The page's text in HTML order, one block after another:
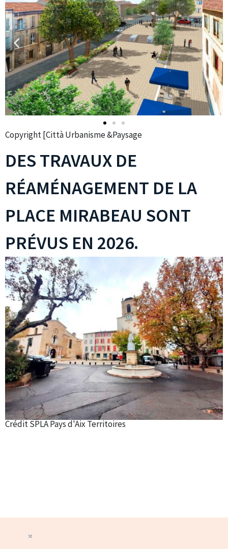
Copyright [Città Urbanisme &Paysage
DES TRAVAUX DE
RÉAMÉNAGEMENT DE LA
PLACE MIRABEAU SONT
PRÉVUS EN 2026.
Crédit SPLA Pays d'Aix Territoires